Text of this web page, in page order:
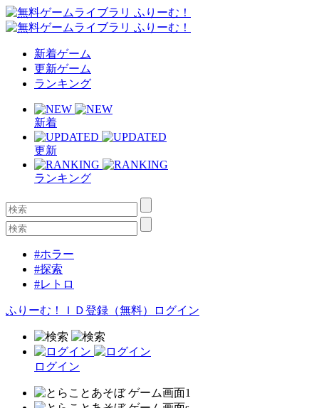
新着ゲーム
更新ゲーム
ランキング
新着
更新
ランキング
#ホラー
#探索
#レトロ
ふりーむ！ＩＤ登録（無料） ログイン
ログイン